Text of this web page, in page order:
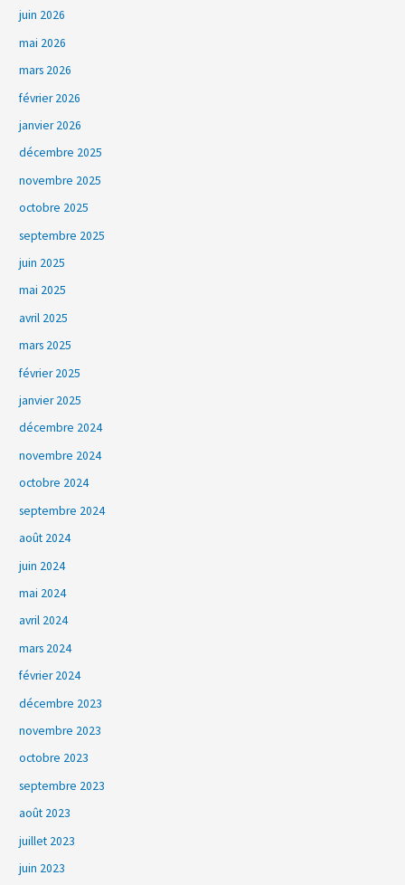
juin 2026
mai 2026
mars 2026
février 2026
janvier 2026
décembre 2025
novembre 2025
octobre 2025
septembre 2025
juin 2025
mai 2025
avril 2025
mars 2025
février 2025
janvier 2025
décembre 2024
novembre 2024
octobre 2024
septembre 2024
août 2024
juin 2024
mai 2024
avril 2024
mars 2024
février 2024
décembre 2023
novembre 2023
octobre 2023
septembre 2023
août 2023
juillet 2023
juin 2023